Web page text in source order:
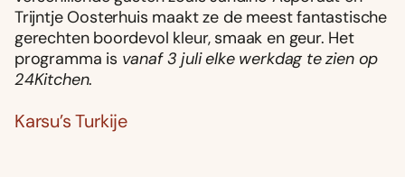
Trijntje Oosterhuis maakt ze de meest fantastische
gerechten boordevol kleur, smaak en geur. Het
programma is vanaf 3 juli elke werkdag te zien op
24Kitchen.
Karsu’s Turkije